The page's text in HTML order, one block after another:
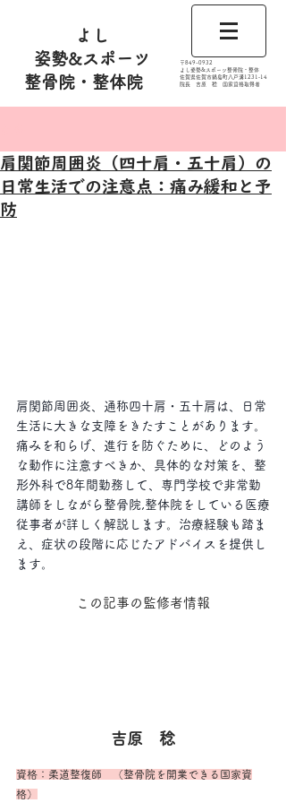
よし
姿勢&スポーツ
整骨院・整体院
​〒849-0932
よし姿勢&スポーツ整骨院・整体
佐賀県佐賀市鍋島町八戸溝1231‐14
​​院長 吉原 稔​ 国家資格取得者
肩関節周囲炎（四十肩・五十肩）の
日常生活での注意点：痛み緩和と予
防
肩関節周囲炎、通称四十肩・五十肩は、日常
生活に大きな支障をきたすことがあります。
痛みを和らげ、進行を防ぐために、どのよう
な動作に注意すべきか、具体的な対策を、 整
形外科で8年間勤務して、専門学校で非常勤
講師をしながら整骨院,整体院をしている医療
従事者が詳しく解説します。 治療経験も踏ま
え、症状の段階に応じたアドバイスを提供し
ます。
この記事の監修者情報
吉原　稔
資格：柔道整復師　（整骨院を開業できる国家資
格）